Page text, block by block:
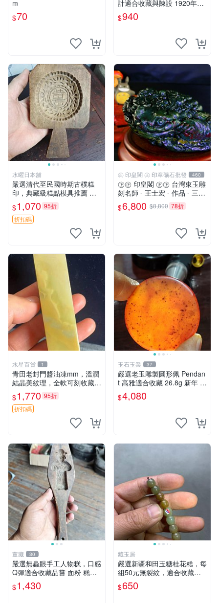
m
$70
計適合收藏與陳設 1920年代
古董 材質石器
$940
水曜日本舖
嚴選清代至民國時期古樸糕
印，典藏級糕點模具推薦 手
工製作的老式糕印，適合糕點
愛好者收藏 清代至民國的老
式糕印模具，傳統工藝的美味
之選 古董糕印 老式糕模
$1,070 95折
折扣碼
㊣ 印皇閣 ㊣ 印章礦石批發 460
㊣㊣ 印皇閣 ㊣㊣ 台灣東玉雕
刻名師 - 王士宏 - 作品 - 三足
金蟾蜍 - 萬貫錢財 (師-01)
$6,800 $8,800 78折
水星百貨 1
青田老封門醬油凍mm，溫潤
結晶美紋理，全軟可刻收藏佳
品 篆刻 限量版
$1,770 95折
折扣碼
玉石玉業 37
嚴選老玉雕製圓形佩 Pendan
t 高雅適合收藏 26.8g 新年 老
玉、雕佩、圓形
$4,080
董藏 30
嚴選無蟲眼手工人物糕，口感
Q彈適合收藏品嘗 面粉 糕點
人物糕
$1,430
藏玉居
嚴選新疆和田玉糖桂花糕，每
組50元無裂紋，適合收藏與
送禮 糖桂花糕 和田玉 精品
$650